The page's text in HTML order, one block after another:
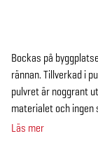
Bockas på
rännan. Tillverkad i
pulvret är noggrant
materialet och ingen
Läs mer